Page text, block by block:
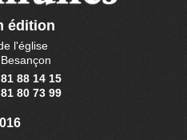
édition
l'église
88 14 15
80 73 99